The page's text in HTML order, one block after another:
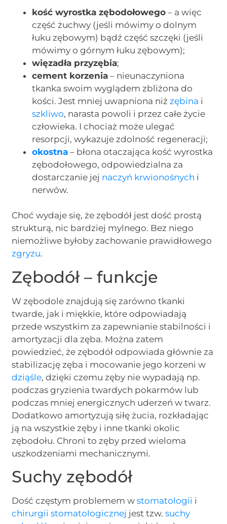
kość wyrostka zębodołowego – a więc
część żuchwy (jeśli mówimy o dolnym
łuku zębowym) bądź część szczęki (jeśli
mówimy o górnym łuku zębowym);
więzadła przyzębia;
cement korzenia – nieunaczyniona
tkanka swoim wyglądem zbliżona do
kości. Jest mniej uwapniona niżzębina i
szkliwo, narasta powoli i przez całe życie
człowieka. I chociaż może ulegać
resorpcji, wykazuje zdolność regeneracji;
okostna – błona otaczająca kość wyrostka
zębodołowego, odpowiedzialna za
dostarczanie jej naczyń krwionośnych i
nerwów.
Choć wydaje się, że zębodół jest dość prostą
strukturą, nic bardziej mylnego. Bez niego
niemożliwe byłoby zachowanie prawidłowego
zgryzu.
Zębodół – funkcje
W zębodole znajdują się zarówno tkanki
twarde, jak i miękkie, które odpowiadają
przede wszystkim za zapewnianie stabilności i
amortyzacji dla zęba. Można zatem
powiedzieć, że zębodół odpowiada głównie za
stabilizację zęba i mocowanie jego korzeni w
dziąśle, dzięki czemu zęby nie wypadają np.
podczas gryzienia twardych pokarmów lub
podczas mniej energicznych uderzeń w twarz.
Dodatkowo amortyzują siłę żucia, rozkładając
ją na wszystkie zęby i inne tkanki okolic
zębodołu. Chroni to zęby przed wieloma
uszkodzeniami mechanicznymi.
Suchy zębodół
Dość częstym problemem wstomatologii i
chirurgii stomatologicznej jest tzw.suchy